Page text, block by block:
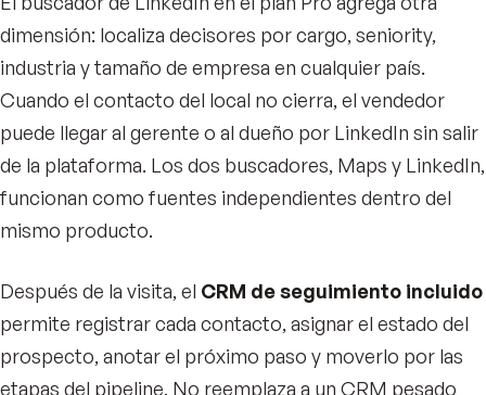
dimensión: localiza decisores por cargo, seniority,
industria y tamaño de empresa en cualquier país.
Cuando el contacto del local no cierra, el vendedor
puede llegar al gerente o al dueño por LinkedIn sin salir
de la plataforma. Los dos buscadores, Maps y LinkedIn,
funcionan como fuentes independientes dentro del
mismo producto.
Después de la visita, el CRM de seguimiento incluido
permite registrar cada contacto, asignar el estado del
prospecto, anotar el próximo paso y moverlo por las
etapas del pipeline. No reemplaza a un CRM pesado